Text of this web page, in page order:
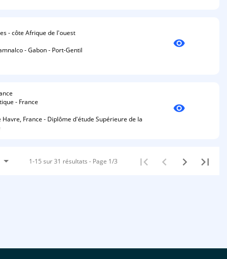
- côte Afrique de l'ouest
- Gabon - Port-Gentil
visibility
- France
Havre, France - Diplôme d'étude Supérieure de la
visibility
1-15 sur 31 résultats - Page 1/3